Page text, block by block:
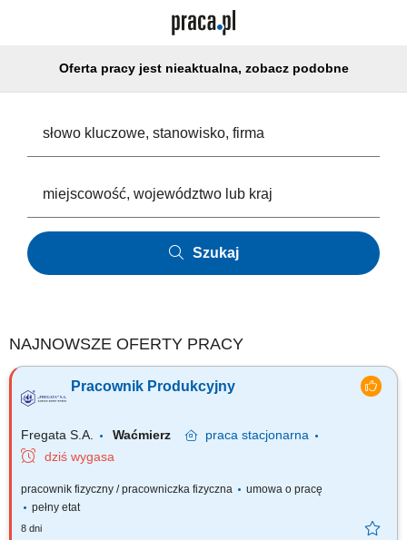
Oferta pracy jest nieaktualna, zobacz podobne
Szukaj
NAJNOWSZE OFERTY PRACY
Pracownik Produkcyjny
Fregata S.A. Waćmierz praca stacjonarna
dziś wygasa
pracownik fizyczny / pracowniczka fizyczna
umowa o pracę
pełny etat
8 dni